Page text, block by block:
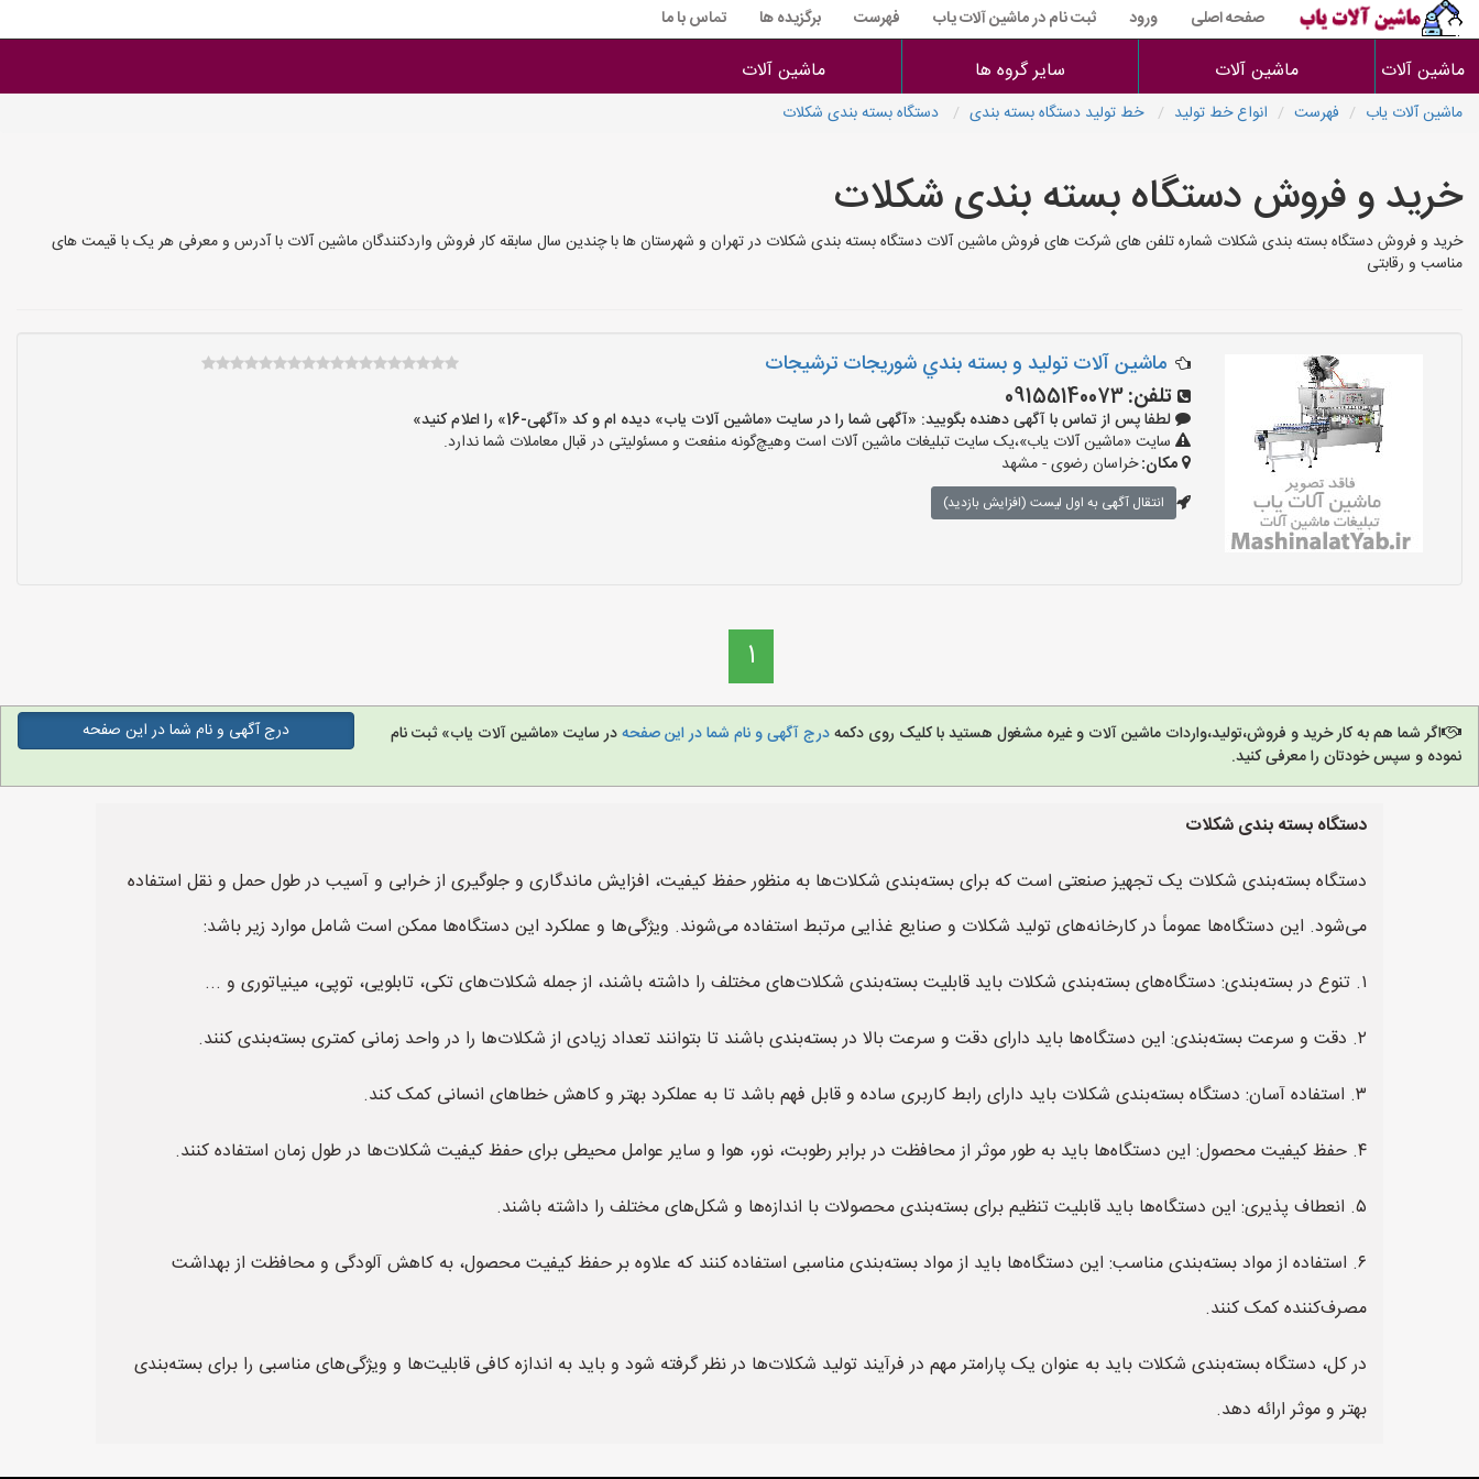
صفحه اصلی ورود ثبت نام در ماشین آلات یاب فهرست برگزیده ها تماس با ما
ماشین آلات ماشین آلات سایر گروه ها ماشین آلات
ماشین آلات یاب فهرست انواع خط تولید خط تولید دستگاه بسته بندی دستگاه بسته بندی شکلات
خرید و فروش دستگاه بسته بندی شکلات
خرید و فروش دستگاه بسته بندی شکلات شماره تلفن های شرکت های فروش ماشین آلات دستگاه بسته بندی شکلات در تهران و شهرستان ها با چندین سال سابقه کار فروش واردکنندگان ماشین آلات با آدرس و معرفی هر یک با قیمت های
مناسب و رقابتی
ماشین آلات توليد و بسته بندي شوريجات ترشيجات
تلفن:09155140073
لطفا پس از تماس با آگهی دهنده بگویید: «آگهی شما را در سایت «ماشین آلات یاب» دیده ام و کد «آگهی-16» را اعلام کنید»
سایت «ماشین آلات یاب»،یک سایت تبلیغات ماشین آلات است وهیچ‌گونه منفعت و مسئولیتی در قبال معاملات شما ندارد.
مکان:خراسان رضوی - مشهد
انتقال آگهی به اول لیست (افزایش بازدید)
1
اگر شما هم به کار خرید و فروش،تولید،واردات ماشین آلات و غیره مشغول هستید با کلیک روی دکمهدرج آگهی و نام شما در این صفحهدر سایت «ماشین آلات یاب» ثبت نام
نموده و سپس خودتان را معرفی کنید.
درج آگهی و نام شما در این صفحه
دستگاه بسته بندی شکلات
دستگاه بسته‌بندی شکلات یک تجهیز صنعتی است که برای بسته‌بندی شکلات‌ها به منظور حفظ کیفیت، افزایش ماندگاری و جلوگیری از خرابی و آسیب در طول حمل و نقل استفاده
می‌شود. این دستگاه‌ها عموماً در کارخانه‌های تولید شکلات و صنایع غذایی مرتبط استفاده می‌شوند. ویژگی‌ها و عملکرد این دستگاه‌ها ممکن است شامل موارد زیر باشد:
۱. تنوع در بسته‌بندی: دستگاه‌های بسته‌بندی شکلات باید قابلیت بسته‌بندی شکلات‌های مختلف را داشته باشند، از جمله شکلات‌های تکی، تابلویی، توپی، مینیاتوری و ...
۲. دقت و سرعت بسته‌بندی: این دستگاه‌ها باید دارای دقت و سرعت بالا در بسته‌بندی باشند تا بتوانند تعداد زیادی از شکلات‌ها را در واحد زمانی کمتری بسته‌بندی کنند.
۳. استفاده آسان: دستگاه بسته‌بندی شکلات باید دارای رابط کاربری ساده و قابل فهم باشد تا به عملکرد بهتر و کاهش خطاهای انسانی کمک کند.
۴. حفظ کیفیت محصول: این دستگاه‌ها باید به طور موثر از محافظت در برابر رطوبت، نور، هوا و سایر عوامل محیطی برای حفظ کیفیت شکلات‌ها در طول زمان استفاده کنند.
۵. انعطاف پذیری: این دستگاه‌ها باید قابلیت تنظیم برای بسته‌بندی محصولات با اندازه‌ها و شکل‌های مختلف را داشته باشند.
۶. استفاده از مواد بسته‌بندی مناسب: این دستگاه‌ها باید از مواد بسته‌بندی مناسبی استفاده کنند که علاوه بر حفظ کیفیت محصول، به کاهش آلودگی و محافظت از بهداشت
مصرف‌کننده کمک کنند.
در کل، دستگاه بسته‌بندی شکلات باید به عنوان یک پارامتر مهم در فرآیند تولید شکلات‌ها در نظر گرفته شود و باید به اندازه کافی قابلیت‌ها و ویژگی‌های مناسبی را برای بسته‌بندی
بهتر و موثر ارائه دهد.